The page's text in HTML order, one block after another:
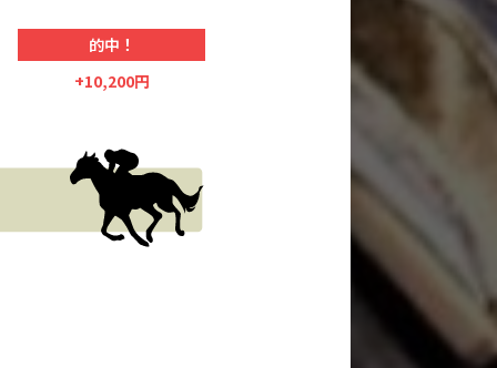
的中！
+10,200円